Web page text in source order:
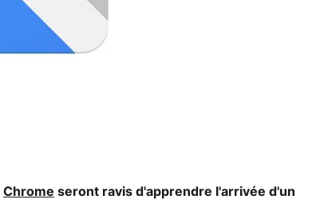
Chrome seront ravis d'apprendre l'arrivée d'un